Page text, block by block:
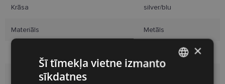
Krāsa silver/blu
Materiāls Metāls
Lēcas platums
×
Šī tīmekļa vietne izmanto
sīkdatnes